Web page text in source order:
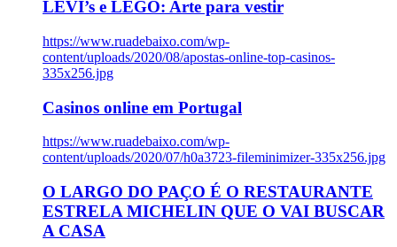
LEVI’s e LEGO: Arte para vestir
https://www.ruadebaixo.com/wp-
content/uploads/2020/08/apostas-online-top-casinos-
335x256.jpg
Casinos online em Portugal
https://www.ruadebaixo.com/wp-
content/uploads/2020/07/h0a3723-fileminimizer-335x256.jpg
O LARGO DO PAÇO É O RESTAURANTE
ESTRELA MICHELIN QUE O VAI BUSCAR
A CASA